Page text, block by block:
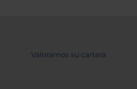
Valoramos su cartera